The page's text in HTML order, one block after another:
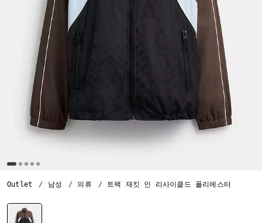
Outlet 남성 의류 트랙 재킷 인 리사이클드 폴리에스터